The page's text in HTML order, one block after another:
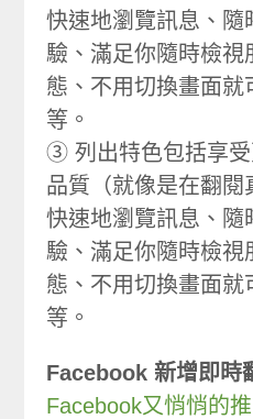
快速地瀏覽訊息、隨
驗、滿足你隨時檢視
態、不用切換畫面就
等。
③ 列出特色包括享受
品質（就像是在翻閱
快速地瀏覽訊息、隨
驗、滿足你隨時檢視
態、不用切換畫面就
等。
Facebook 新增即時
Facebook又悄悄的